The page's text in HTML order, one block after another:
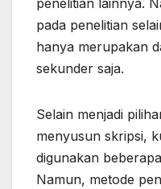
penelitian lainnya.
pada penelitian
hanya merupakan
sekunder saja.
Selain menjadi
menyusun skripsi,
digunakan
Namun, metode